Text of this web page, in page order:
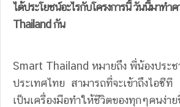
ได้ประโยชน์อะไรกับโครงการนี้ วันนี้มาทำ
Thailand กัน
Smart Thailand หมายถึง พี่น้องประ
ประเทศไทย สามารถที่จะเข้าถึงไอซี
เป็นเครื่องมือทำให้ชีวิตของทุกๆคนง่า